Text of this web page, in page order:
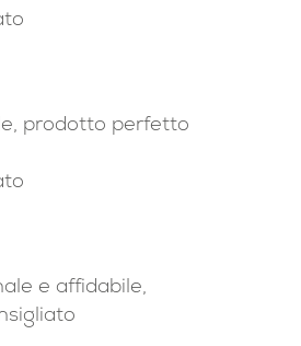
prodotto perfetto
e affidabile,